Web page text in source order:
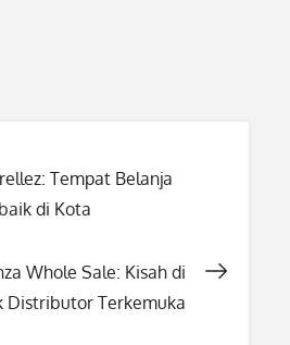
Tempat Belanja
di Kota
Whole Sale: Kisah di
Distributor Terkemuka